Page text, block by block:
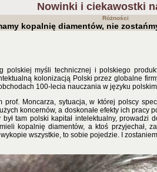
Nowinki i ciekawostki
Różności
kopalnię diamentów, nie
polskiej myśli technicznej i polskiego
kolonizacją Polski przez globalne
100-lecia nauczania w języku
prof. Moncarza, sytuacja, w której polscy
koncernów, a doskonałe efekty ich pracy
był tam polski kapitał intelektualny, prowadzi
kopalnię diamentów, a ktoś przyjechał,
wykopie wszystkie, to sobie pojedzie. I